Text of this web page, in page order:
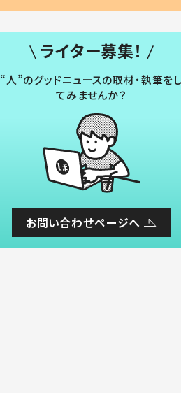
ライター募集！
“人”のグッドニュースの取材・執筆を
てみませんか？
お問い合わせページへ